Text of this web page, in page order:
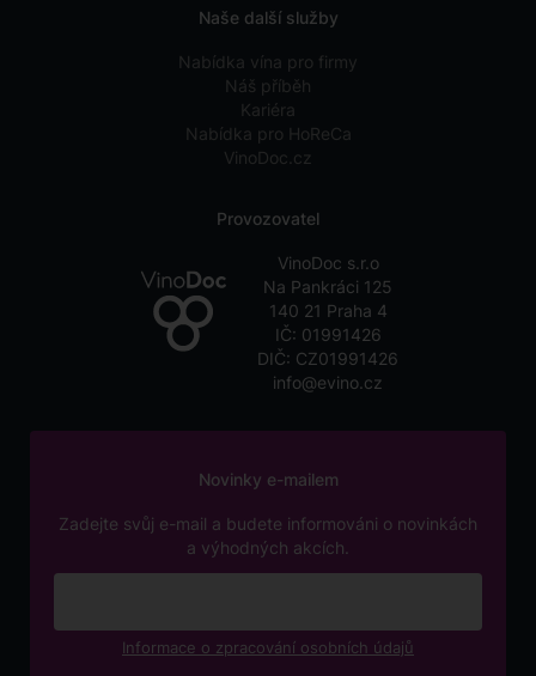
Naše další služby
Nabídka vína pro firmy
Náš příběh
Kariéra
Nabídka pro HoReCa
VinoDoc.cz
Provozovatel
VinoDoc s.r.o
Na Pankráci 125
140 21 Praha 4
IČ: 01991426
DIČ: CZ01991426
info@evino.cz
Novinky e-mailem
Zadejte svůj e-mail a budete informováni o novinkách
a výhodných akcích.
Informace o zpracování osobních údajů